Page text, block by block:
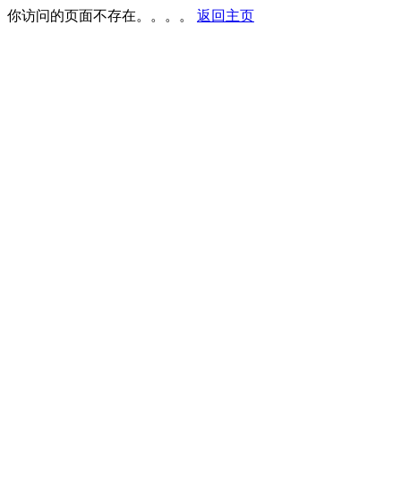
你访问的页面不存在。。。。 返回主页